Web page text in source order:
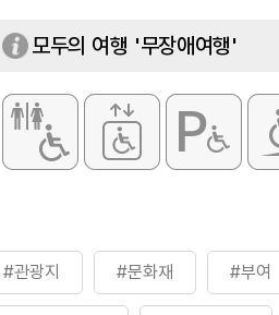
모두의 여행 '무장애여행'
#관광지 #문화재 #부여